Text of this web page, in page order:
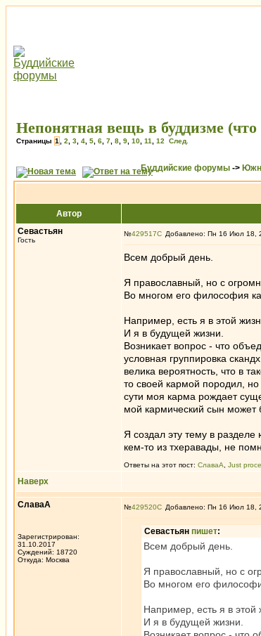
Непонятная вещь в буддизме
Страницы 1 2 3 4 5 6 7 8 9 10 11 12 След.
Буддийские форумы ->
Автор
Севастьян
Гость
№429517 Добавлено: Пн 16 Июл 18,
Всем добрый день.
Я православный, но с
Во многом его философия
Например, есть я в этой
И я в будущей жизни.
Возникает вопрос - что
условная группировка
велика вероятность, что в
то своей кармой породил,
сути моя карма рождает
мой кармический сын может
Я создал эту тему в
кем-то из тхеравады, не
Ответы на этот пост: СлаваА Just
Наверх
СлаваА
Зарегистрирован:
31.10.2017
Суждений: 18720
Откуда: Москва
№429520 Добавлено: Пн 16 Июл 18,
Севастьян пишет:
Всем добрый день.
Я православный, но с
Во многом его
Например, есть я в этой
И я в будущей жизни.